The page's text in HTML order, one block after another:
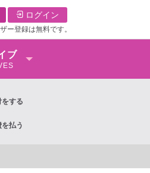
ログイン
ー登録は無料です。
ブ
をする
払う
現アクション 亀永能布子